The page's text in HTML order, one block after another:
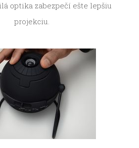
optika zabezpečí ešte lepšiu
projekciu.